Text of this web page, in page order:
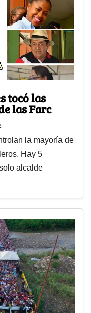
tocó las
las Farc
la mayoría de
Hay 5
alcalde